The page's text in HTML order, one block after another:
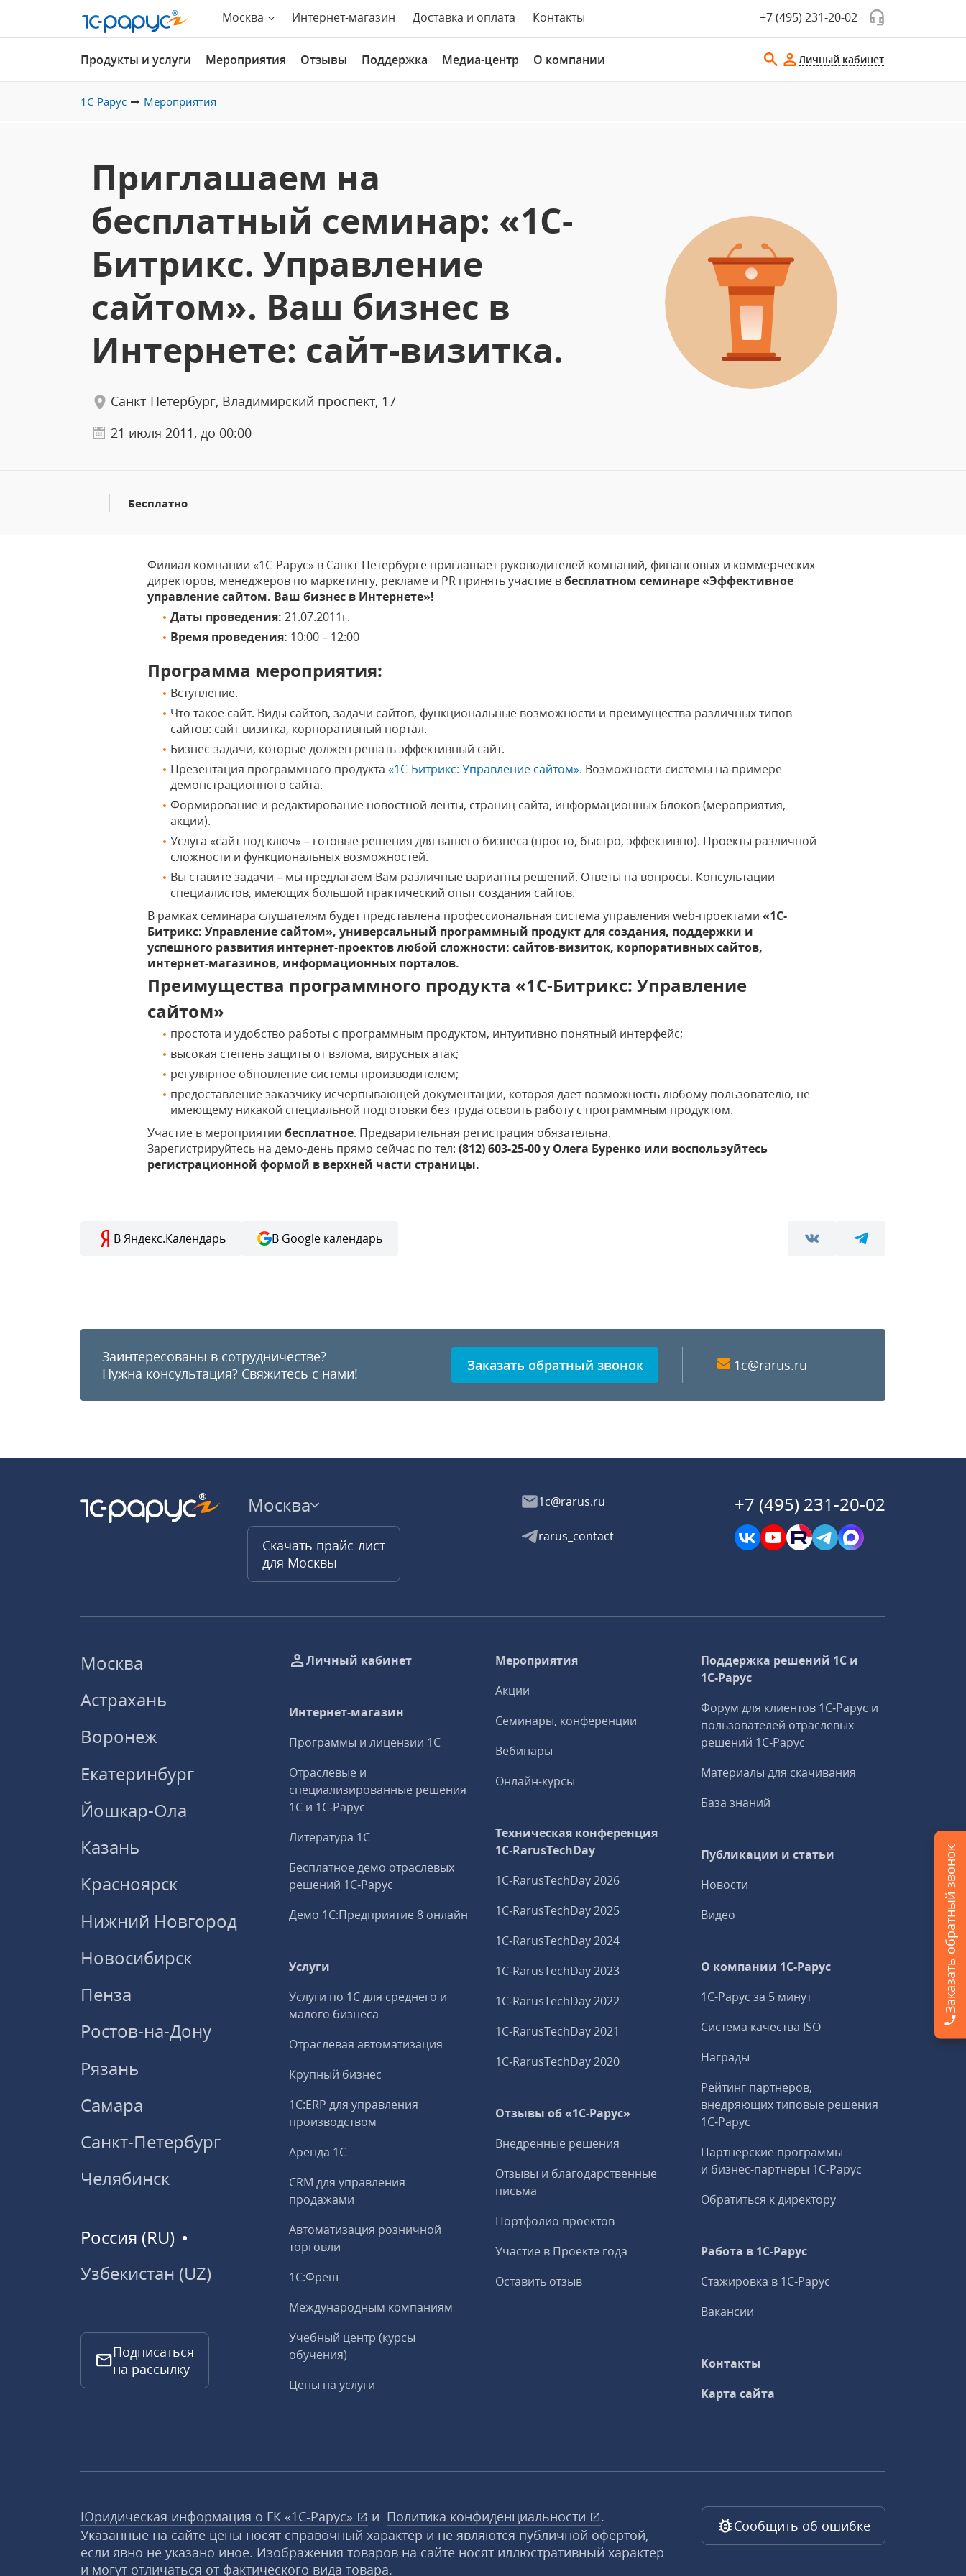
Москва Интернет-магазин Доставка и оплата Контакты +7 (495) 231-20-02
Продукты и услуги Мероприятия Отзывы Поддержка Медиа-центр О компании Личный кабинет
1С-Рарус Мероприятия
Приглашаем на
бесплатный семинар: «1С-
Битрикс. Управление
сайтом». Ваш бизнес в
Интернете: сайт-визитка.
Санкт-Петербург, Владимирский проспект, 17
21 июля 2011, до 00:00
Бесплатно
Филиал компании «1С-Рарус» в Санкт-Петербурге приглашает руководителей компаний, финансовых и коммерческих
директоров, менеджеров по маркетингу, рекламе и PR принять участие вбесплатном семинаре «Эффективное
управление сайтом. Ваш бизнес в Интернете»!
Даты проведения: 21.07.2011г.
Время проведения: 10:00 – 12:00
Программа мероприятия:
Вступление.
Что такое сайт. Виды сайтов, задачи сайтов, функциональные возможности и преимущества различных типов
сайтов: сайт-визитка, корпоративный портал.
Бизнес-задачи, которые должен решать эффективный сайт.
Презентация программного продукта«1С-Битрикс: Управление сайтом». Возможности системы на примере
демонстрационного сайта.
Формирование и редактирование новостной ленты, страниц сайта, информационных блоков (мероприятия,
акции).
Услуга «сайт под ключ» – готовые решения для вашего бизнеса (просто, быстро, эффективно). Проекты различной
сложности и функциональных возможностей.
Вы ставите задачи – мы предлагаем Вам различные варианты решений. Ответы на вопросы. Консультации
специалистов, имеющих большой практический опыт создания сайтов.
В рамках семинара слушателям будет представлена профессиональная система управления web-проектами«1С-
Битрикс: Управление сайтом», универсальный программный продукт для создания, поддержки и
успешного развития интернет-проектов любой сложности: сайтов-визиток, корпоративных сайтов,
интернет-магазинов, информационных порталов.
Преимущества программного продукта «1С-Битрикс: Управление
сайтом»
простота и удобство работы с программным продуктом, интуитивно понятный интерфейс;
высокая степень защиты от взлома, вирусных атак;
регулярное обновление системы производителем;
предоставление заказчику исчерпывающей документации, которая дает возможность любому пользователю, не
имеющему никакой специальной подготовки без труда освоить работу с программным продуктом.
Участие в мероприятиибесплатное. Предварительная регистрация обязательна.
Зарегистрируйтесь на демо-день прямо сейчас по тел:(812) 603-25-00 у Олега Буренко или воспользуйтесь
регистрационной формой в верхней части страницы.
В Яндекс.Календарь В Google календарь
Заинтересованы в сотрудничестве?
Нужна консультация? Свяжитесь с нами! Заказать обратный звонок 1c@rarus.ru
Москва
Скачать прайс-лист
для Москвы
1c@rarus.ru
rarus_contact
+7 (495) 231-20-02
Москва
Астрахань
Воронеж
Екатеринбург
Йошкар-Ола
Казань
Красноярск
Нижний Новгород
Новосибирск
Пенза
Ростов-на-Дону
Рязань
Самара
Санкт-Петербург
Челябинск
Россия (RU)
Узбекистан (UZ)
Подписаться
на рассылку
Личный кабинет
Интернет-магазин
Программы и лицензии 1С
Отраслевые и
специализированные решения
1С и 1С‑Рарус
Литература 1С
Бесплатное демо отраслевых
решений 1С‑Рарус
Демо 1С:Предприятие 8 онлайн
Услуги
Услуги по 1С для среднего и
малого бизнеса
Отраслевая автоматизация
Крупный бизнес
1С:ERP для управления
производством
Аренда 1С
CRM для управления
продажами
Автоматизация розничной
торговли
1С:Фреш
Международным компаниям
Учебный центр (курсы
обучения)
Цены на услуги
Мероприятия
Акции
Семинары, конференции
Вебинары
Онлайн-курсы
Техническая конференция
1C‑RarusTechDay
1C‑RarusTechDay 2026
1C‑RarusTechDay 2025
1C‑RarusTechDay 2024
1C‑RarusTechDay 2023
1C‑RarusTechDay 2022
1C‑RarusTechDay 2021
1C‑RarusTechDay 2020
Отзывы об «1С-Рарус»
Внедренные решения
Отзывы и благодарственные
письма
Портфолио проектов
Участие в Проекте года
Оставить отзыв
Поддержка решений 1С и
1С‑Рарус
Форум для клиентов 1С‑Рарус и
пользователей отраслевых
решений 1С‑Рарус
Материалы для скачивания
База знаний
Публикации и статьи
Новости
Видео
О компании 1C-Рарус
1С-Рарус за 5 минут
Система качества ISO
Награды
Рейтинг партнеров,
внедряющих типовые решения
1С‑Рарус
Партнерские программы
и бизнес‑партнеры 1С‑Рарус
Обратиться к директору
Работа в 1С‑Рарус
Стажировка в 1С‑Рарус
Вакансии
Контакты
Карта сайта
Юридическая информация о ГК «1С‑Рарус» и Политика конфиденциальности
.
Указанные на сайте цены носят справочный характер и не являются публичной офертой,
если явно не указано иное. Изображения товаров на сайте носят иллюстративный характер
и могут отличаться от фактического вида товара.
Сообщить об ошибке
Заказать обратный звонок